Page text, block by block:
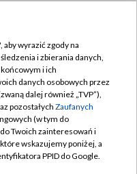
TVP
wyrazić zgody na
i zbierania danych,
i ich
danych osobowych przez
dalej również „TVP”),
pozostałych Zaufanych
(w tym do
Twoich zainteresowań i
wskazujemy poniżej, a
PPID do Google.